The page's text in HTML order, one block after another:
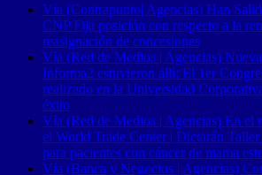
Vía (Contrapunto| Agencias) Han
CNP Fija posición con respecto a la
reasignación de concesiones
Vía (Red de Medios | Agencias)
Informa2 estuvieron allí: El 1er
realizado en la Universidad
éxito
Vía (Red de Medios | Agencias) En el
el World Trade Center | Dictarán
para pacientes con cáncer de mama
Vía (Banca y Negocios | Agencias)